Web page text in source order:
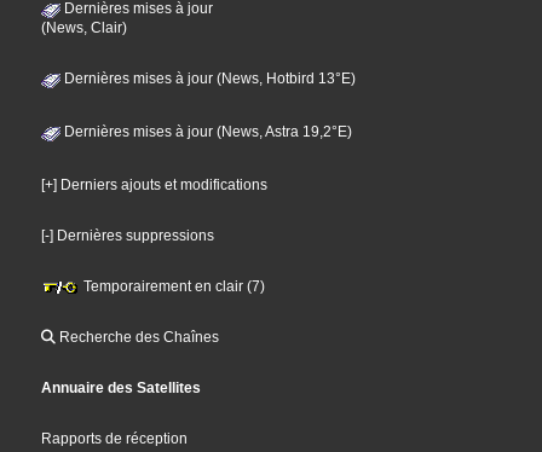
Dernières mises à jour
(News, Clair)
Dernières mises à jour (News, Hotbird 13°E)
Dernières mises à jour (News, Astra 19,2°E)
[+] Derniers ajouts et modifications
[-] Dernières suppressions
Temporairement en clair (7)
Recherche des Chaînes
Annuaire des Satellites
Rapports de réception